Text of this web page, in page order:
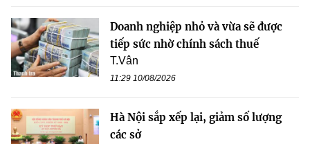
Doanh nghiệp nhỏ và vừa sẽ được
tiếp sức nhờ chính sách thuế
T.Vân
11:29 10/08/2026
Hà Nội sắp xếp lại, giảm số lượng
các sở